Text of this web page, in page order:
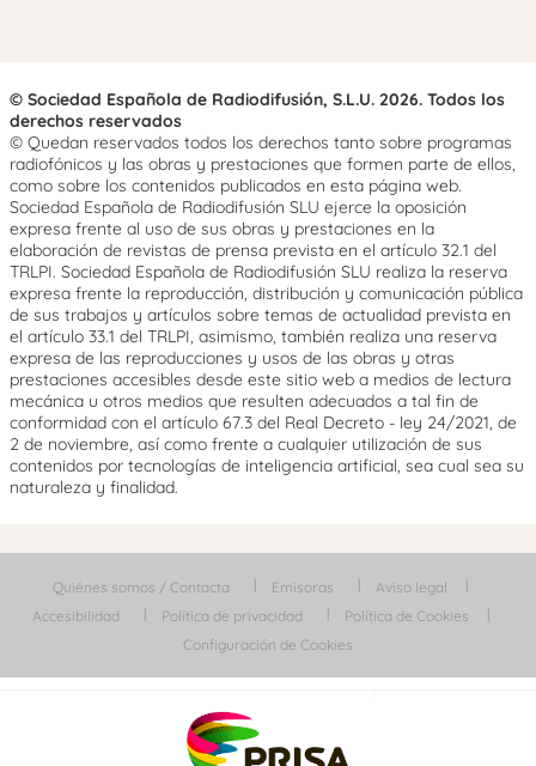
© Sociedad Española de Radiodifusión, S.L.U. 2026. Todos los
derechos reservados
© Quedan reservados todos los derechos tanto sobre programas
radiofónicos y las obras y prestaciones que formen parte de ellos,
como sobre los contenidos publicados en esta página web.
Sociedad Española de Radiodifusión SLU ejerce la oposición
expresa frente al uso de sus obras y prestaciones en la
elaboración de revistas de prensa prevista en el artículo 32.1 del
TRLPI. Sociedad Española de Radiodifusión SLU realiza la reserva
expresa frente la reproducción, distribución y comunicación pública
de sus trabajos y artículos sobre temas de actualidad prevista en
el artículo 33.1 del TRLPI, asimismo, también realiza una reserva
expresa de las reproducciones y usos de las obras y otras
prestaciones accesibles desde este sitio web a medios de lectura
mecánica u otros medios que resulten adecuados a tal fin de
conformidad con el artículo 67.3 del Real Decreto - ley 24/2021, de
2 de noviembre, así como frente a cualquier utilización de sus
contenidos por tecnologías de inteligencia artificial, sea cual sea su
naturaleza y finalidad.
Quiénes somos / Contacta Emisoras
Aviso legal
Accesibilidad
Política de privacidad
Política de Cookies
Configuración de Cookies